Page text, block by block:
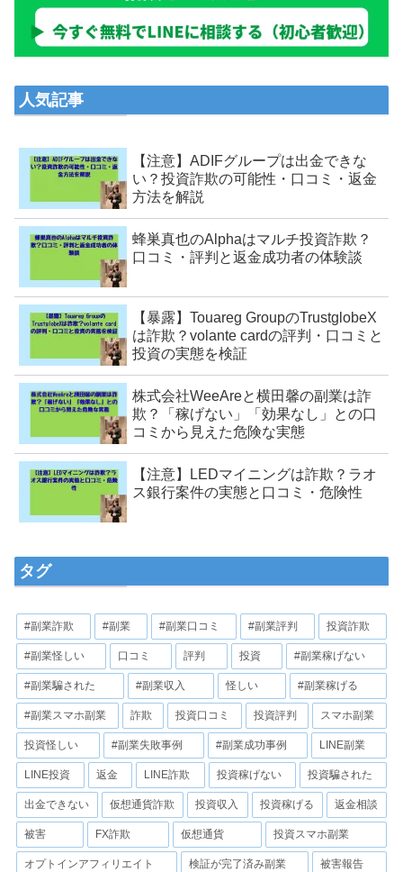
人気記事
【注意】ADIFグループは出金できな
い？投資詐欺の可能性・口コミ・返金
方法を解説
蜂巣真也のAlphaはマルチ投資詐欺？
口コミ・評判と返金成功者の体験談
【暴露】Touareg GroupのTrustglobeX
は詐欺？volante cardの評判・口コミと
投資の実態を検証
株式会社WeeAreと横田馨の副業は詐
欺？「稼げない」「効果なし」との口
コミから見えた危険な実態
【注意】LEDマイニングは詐欺？ラオ
ス銀行案件の実態と口コミ・危険性
タグ
#副業詐欺 #副業 #副業口コミ #副業評判 投資詐欺
#副業怪しい 口コミ 評判 投資 #副業稼げない
#副業騙された #副業収入 怪しい #副業稼げる
#副業スマホ副業 詐欺 投資口コミ 投資評判 スマホ副業
投資怪しい #副業失敗事例 #副業成功事例 LINE副業
LINE投資 返金 LINE詐欺 投資稼げない 投資騙された
出金できない 仮想通貨詐欺 投資収入 投資稼げる 返金相談
被害 FX詐欺 仮想通貨 投資スマホ副業
オプトインアフィリエイト 検証が完了済み副業 被害報告